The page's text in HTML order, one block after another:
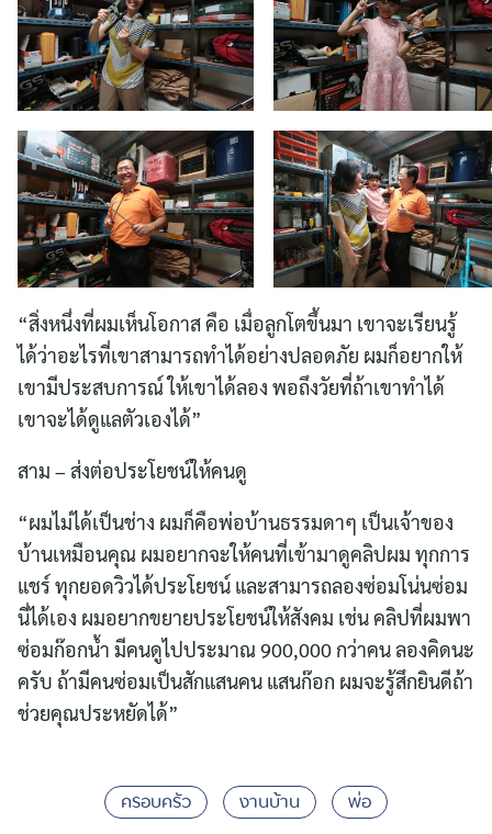
“สิ่งหนึ่งที่ผมเห็นโอกาส คือ เมื่อลูกโตขึ้นมา เขาจะเรียนรู้
ได้ว่าอะไรที่เขาสามารถทำได้อย่างปลอดภัย ผมก็อยากให้
เขามีประสบการณ์ ให้เขาได้ลอง พอถึงวัยที่ถ้าเขาทำได้
เขาจะได้ดูแลตัวเองได้”
สาม – ส่งต่อประโยชน์ให้คนดู
“ผมไม่ได้เป็นช่าง ผมก็คือพ่อบ้านธรรมดาๆ เป็นเจ้าของ
บ้านเหมือนคุณ ผมอยากจะให้คนที่เข้ามาดูคลิปผม ทุกการ
แชร์ ทุกยอดวิวได้ประโยชน์ และสามารถลองซ่อมโน่นซ่อม
นี่ได้เอง ผมอยากขยายประโยชน์ให้สังคม เช่น คลิปที่ผมพา
ซ่อมก๊อกน้ำ มีคนดูไปประมาณ 900,000 กว่าคน ลองคิดนะ
ครับ ถ้ามีคนซ่อมเป็นสักแสนคน แสนก๊อก ผมจะรู้สึกยินดีถ้า
ช่วยคุณประหยัดได้”
ครอบครัว งานบ้าน พ่อ